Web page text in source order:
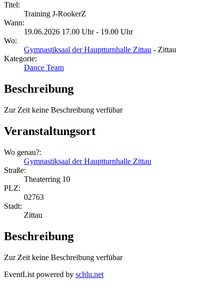
Titel:
Training J-RookerZ
Wann:
19.06.2026 17.00 Uhr - 19.00 Uhr
Wo:
Gymnastiksaal der Hauptturnhalle Zittau - Zittau
Kategorie:
Dance Team
Beschreibung
Zur Zeit keine Beschreibung verfübar
Veranstaltungsort
Wo genau?:
Gymnastiksaal der Hauptturnhalle Zittau
Straße:
Theaterring 10
PLZ:
02763
Stadt:
Zittau
Beschreibung
Zur Zeit keine Beschreibung verfübar
EventList powered by schlu.net